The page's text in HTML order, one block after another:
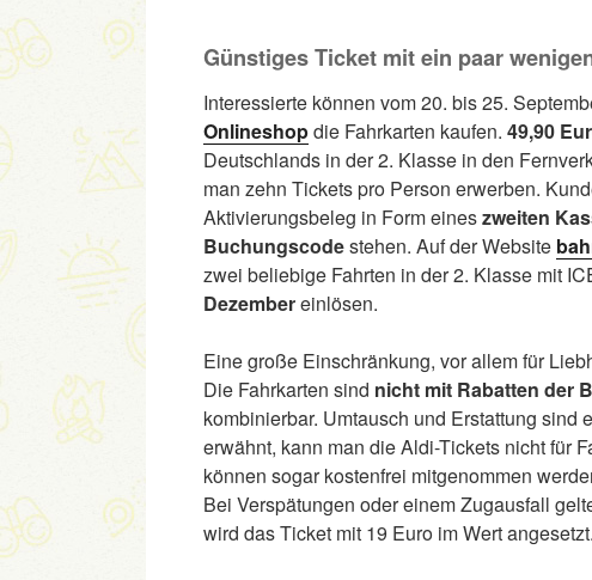
Günstiges Ticket mit ein paar
Interessierte können vom 20. bis 25.
Onlineshopdie Fahrkarten kaufen. 49,90
Deutschlands in der 2. Klasse in den
man zehn Tickets pro Person erwerben.
Aktivierungsbeleg in Form eineszweiten
Buchungscodestehen. Auf der Website
zwei beliebige Fahrten in der 2. Klasse mit
Dezembereinlösen.
Eine große Einschränkung, vor allem für
Die Fahrkarten sind nicht mit Rabatten der
kombinierbar. Umtausch und Erstattung
erwähnt, kann man die Aldi-Tickets nicht für
können sogar kostenfrei mitgenommen
Bei Verspätungen oder einem Zugausfall
wird das Ticket mit 19 Euro im Wert angesetzt.